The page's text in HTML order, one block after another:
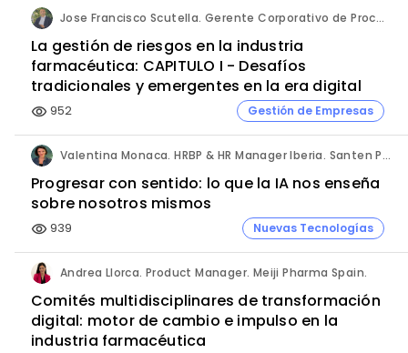
Jose Francisco Scutella. Gerente Corporativo de Procesos & Control Interno. Adium Pharma.
La gestión de riesgos en la industria
farmacéutica: CAPITULO I - Desafíos
tradicionales y emergentes en la era digital
visibility 952 Gestión de Empresas
Valentina Monaca. HRBP & HR Manager Iberia. Santen Pharmaceutical.
Progresar con sentido: lo que la IA nos enseña
sobre nosotros mismos
visibility 939 Nuevas Tecnologías
Andrea Llorca. Product Manager. Meiji Pharma Spain.
Comités multidisciplinares de transformación
digital: motor de cambio e impulso en la
industria farmacéutica